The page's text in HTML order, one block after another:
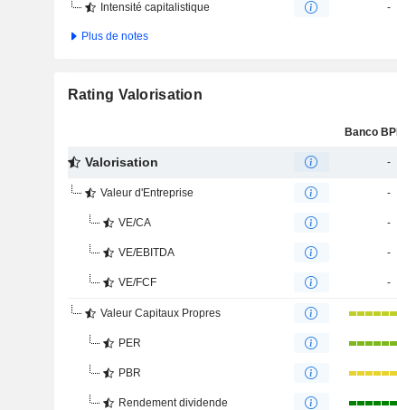
Intensité capitalistique -
Plus de notes
Rating Valorisation
Valorisation -
Valeur d'Entreprise -
VE/CA -
VE/EBITDA -
VE/FCF -
Valeur Capitaux Propres
PER
PBR
Rendement dividende